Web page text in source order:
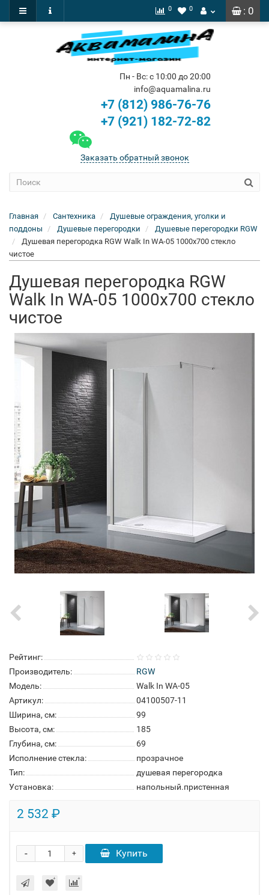
: 0
0 0
Пн - Вс: с 10:00 до 20:00
info@aquamalina.ru
+7 (812) 986-76-76
+7 (921) 182-72-82
Заказать обратный звонок
Главная Сантехника
Душевые ограждения, уголки и
поддоны
Душевые перегородки
Душевые перегородки RGW
Душевая перегородка RGW Walk In WA-05 1000x700 стекло
чистое
Душевая перегородка RGW
Walk In WA-05 1000x700 стекло
чистое
Рейтинг:
Производитель:
RGW
Модель:
Walk In WA-05
Артикул:
04100507-11
Ширина, см:
99
Высота, см:
185
Глубина, см:
69
Исполнение стекла:
прозрачное
Тип:
душевая перегородка
Установка:
напольный.пристенная
2 532 ₽
+
- Купить